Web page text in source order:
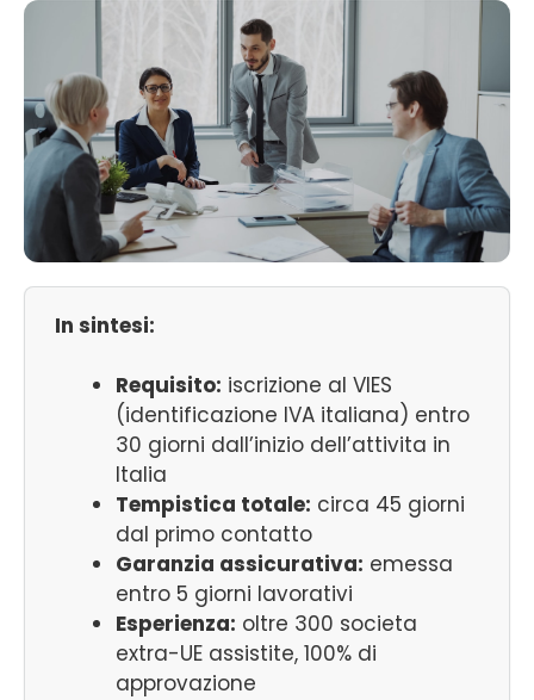
In sintesi:
Requisito: iscrizione al VIES
(identificazione IVA italiana) entro
30 giorni dall’inizio dell’attivita in
Italia
Tempistica totale: circa 45 giorni
dal primo contatto
Garanzia assicurativa: emessa
entro 5 giorni lavorativi
Esperienza: oltre 300 societa
extra-UE assistite, 100% di
approvazione